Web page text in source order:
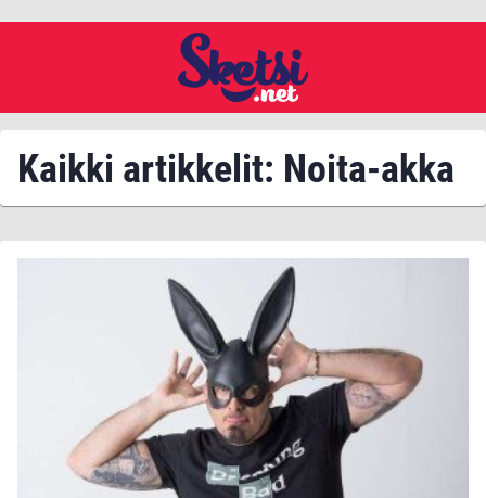
Kaikki artikkelit: Noita-akka